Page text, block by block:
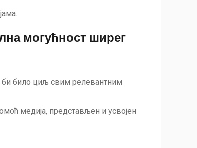
могућност ширег
би било циљ свим релевантним
медија, представљен и усвојен